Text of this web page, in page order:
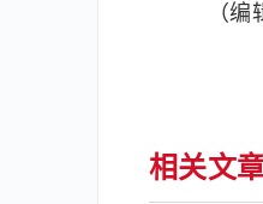
（编
相关文